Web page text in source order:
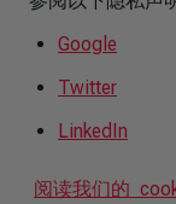
Google
Twitter
LinkedIn
阅读我们的